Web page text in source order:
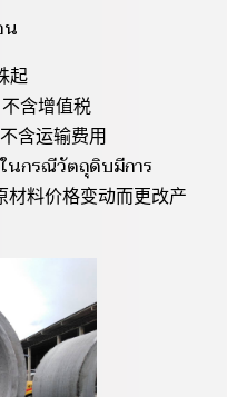
น
起
含增值税
输费用
วัตถุดิบมีการ
材料价格变动而更改产